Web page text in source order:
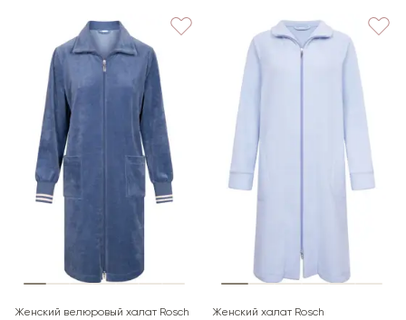
Женский велюровый халат Rosch Женский халат Rosch